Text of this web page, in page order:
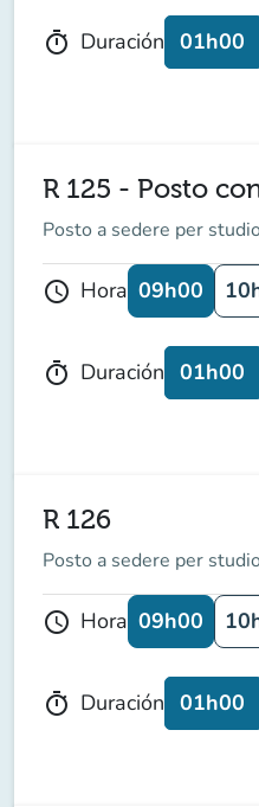
timer Duración 01h00
R 125 - Posto
Posto a sedere per
schedule Hora 09h00
timer Duración 01h00
R 126
Posto a sedere per
schedule Hora 09h00
timer Duración 01h00